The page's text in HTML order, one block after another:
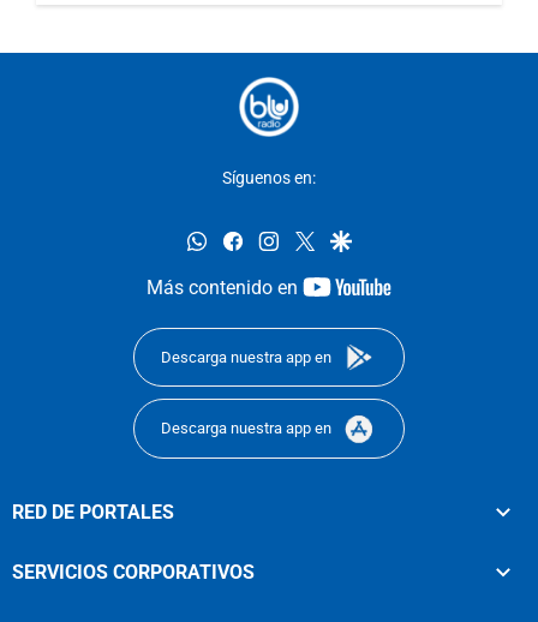
Síguenos en:
whatsappfacebookinstagram
twittergoogle
Más contenido en
youtube-
Descarga nuestra app en
Descarga nuestra app en
RED DE PORTALES
SERVICIOS CORPORATIVOS